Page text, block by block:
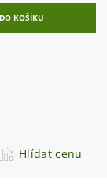
Hlídat cenu